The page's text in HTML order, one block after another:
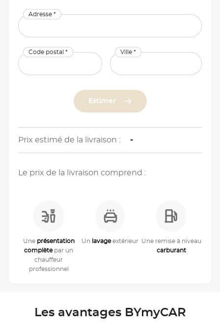
Adresse *
Code postal * Ville *
Estimer
Prix estimé de la livraison : -
Le prix de la livraison comprend :
Une présentation
complètepar un
chauffeur
professionnel
Un lavageextérieur Une remise à niveau
carburant
Les avantages BYmyCAR